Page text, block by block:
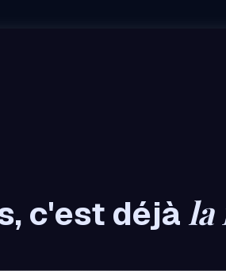
c'est déjà la